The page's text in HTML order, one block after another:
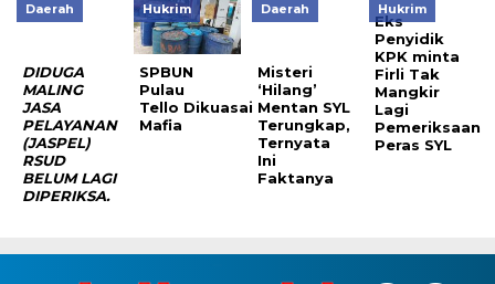
Daerah
DIDUGA
MALING
JASA
PELAYANAN
(JASPEL)
RSUD
BELUMLAGI
DIPERIKSA.
Hukrim
SPBUN
Pulau
Tello Dikuasai
Mafia
Daerah
Misteri
‘Hilang’
Mentan SYL
Terungkap,
Ternyata
Ini
Faktanya
Hukrim
Eks
Penyidik
KPK minta
Firli Tak
Mangkir
Lagi
Pemeriksaan
Peras SYL